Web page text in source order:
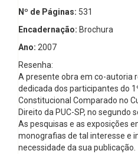
Nº de Páginas: 531
Encadernação: Brochura
Ano: 2007
Resenha:
A presente obra em co-autoria
dedicada dos participantes do
Constitucional Comparado no
Direito da PUC-SP, no segundo
As pesquisas e as exposições
monografias de tal interesse e
necessidade da sua publicação.